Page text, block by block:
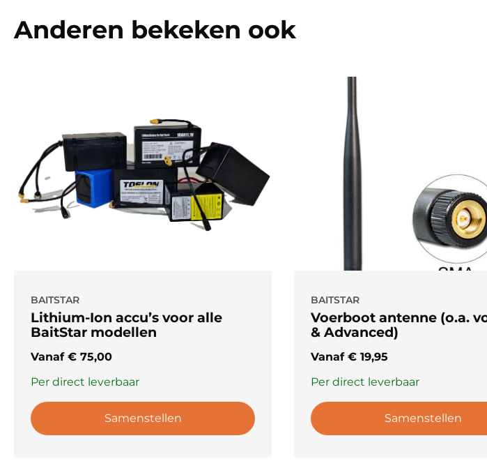
Anderen bekeken ook
BAITSTAR
Lithium-Ion accu’s voor alle
BaitStar modellen
Vanaf € 75,00
Per direct leverbaar
Samenstellen
BAITSTAR
Voerboot antenne (o.a.
& Advanced)
Vanaf € 19,95
Per direct leverbaar
Samenstellen